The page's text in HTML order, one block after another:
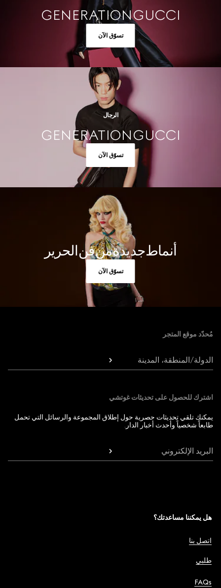
GENERATION GUCCI
تسوّق الآن
الرجال
GENERATION GUCCI
تسوّق الآن
أنماط جديدة من فن الحرير
تسوّق الآن
مُحدّد موقع المتجر
الدولة/المنطقة، المدينة
اشترك للحصول على تحديثات غوتشي
يمكنك تلقي تحديثات حصرية حول إطلاق المجموعة والرسائل التي تحمل
طابعاً شخصياً وأحدث أخبار الدار.
البريد الإلكتروني
هل يمكننا مساعدتك؟
اتصل بنا
طلبي
FAQs